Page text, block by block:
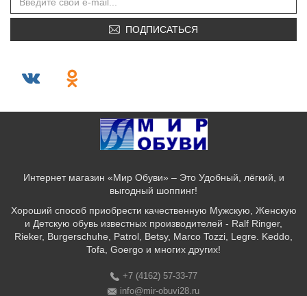
ПОДПИСАТЬСЯ
Интернет магазин «Мир Обуви» – Это Удобный, лёгкий, и
выгодный шоппинг!
Хороший способ приобрести качественную Мужскую, Женскую
и Детскую обувь известных производителей - Ralf Ringer,
Rieker, Burgerschuhe, Patrol, Betsy, Marco Tozzi, Legre. Keddo,
Tofa, Goergo и многих других!
+7 (4162) 57-33-77
info@mir-obuvi28.ru